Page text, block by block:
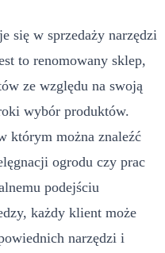
się w sprzedaży narzędzi
to renomowany sklep,
ze względu na swoją
wybór produktów.
którym można znaleźć
ogrodu czy prac
podejściu
każdy klient może
narzędzi i